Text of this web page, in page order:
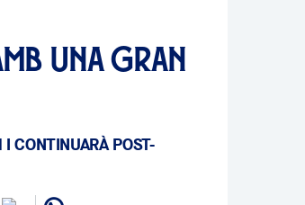
una gran
CONTINUARÀ POST-